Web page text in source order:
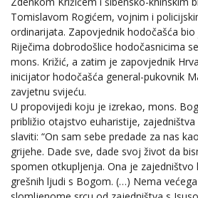
Tomislavom Rogićem, vojnim i
ordinarijata. Zapovjednik hodočašća
Riječima dobrodošlice hodočasnicima
mons. Križić, a zatim je zapovjednik
inicijator hodočašća general-pukovnik
zavjetnu svijeću.
U propovijedi koju je izrekao, mons.
približio otajstvo euharistije,
slaviti: “On sam sebe predade za nas
grijehe. Dade sve, dade svoj život da
spomen otkupljenja. Ona je zajedništvo
grešnih ljudi s Bogom. (…) Nema